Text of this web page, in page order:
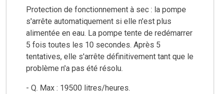
Protection de fonctionnement à sec : la pompe
s'arrête automatiquement si elle n'est plus
alimentée en eau. La pompe tente de redémarrer
5 fois toutes les 10 secondes. Après 5
tentatives, elle s'arrête définitivement tant que le
problème n'a pas été résolu.
- Q. Max : 19500 litres/heures.